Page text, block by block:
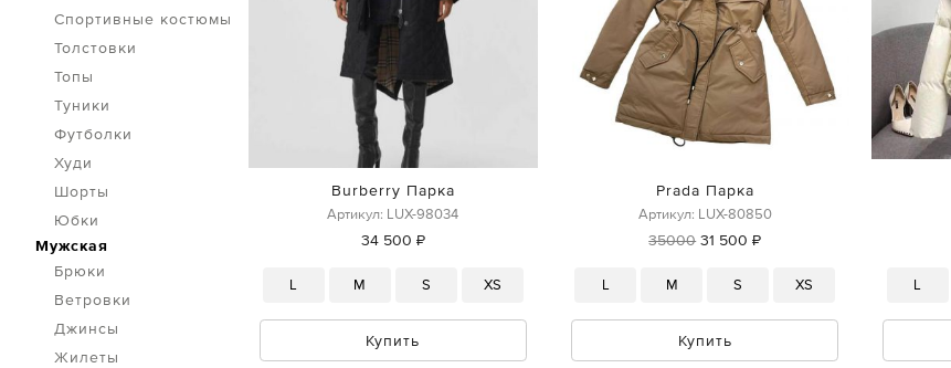
Спортивные костюмы
Толстовки
Топы
Туники
Футболки
Худи
Шорты
Юбки
Мужская
Брюки
Ветровки
Джинсы
Жилеты
Burberry Парка
Артикул: LUX-98034
34 500 ₽
L M S XS
Купить
Prada Парка
Артикул: LUX-80850
35000 31 500 ₽
L M S XS
Купить
L